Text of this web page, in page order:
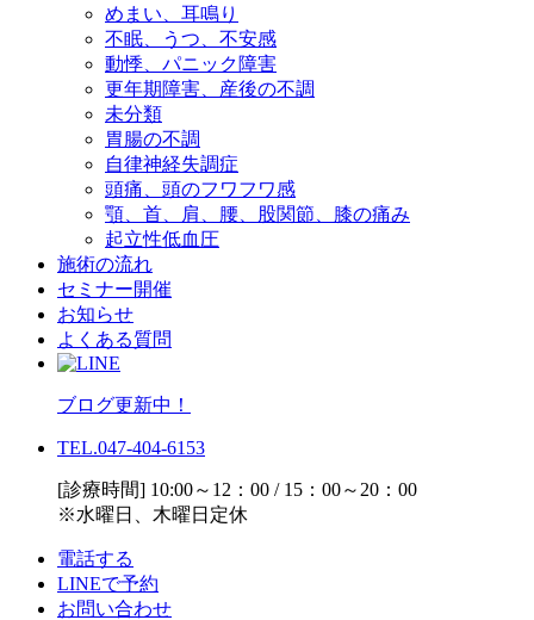
めまい、耳鳴り
不眠、うつ、不安感
動悸、パニック障害
更年期障害、産後の不調
未分類
胃腸の不調
自律神経失調症
頭痛、頭のフワフワ感
顎、首、肩、腰、股関節、膝の痛み
起立性低血圧
施術の流れ
セミナー開催
お知らせ
よくある質問
ブログ更新中！
TEL.047-404-6153
[診療時間] 10:00～12：00 / 15：00～20：00
※水曜日、木曜日定休
電話する
LINEで予約
お問い合わせ